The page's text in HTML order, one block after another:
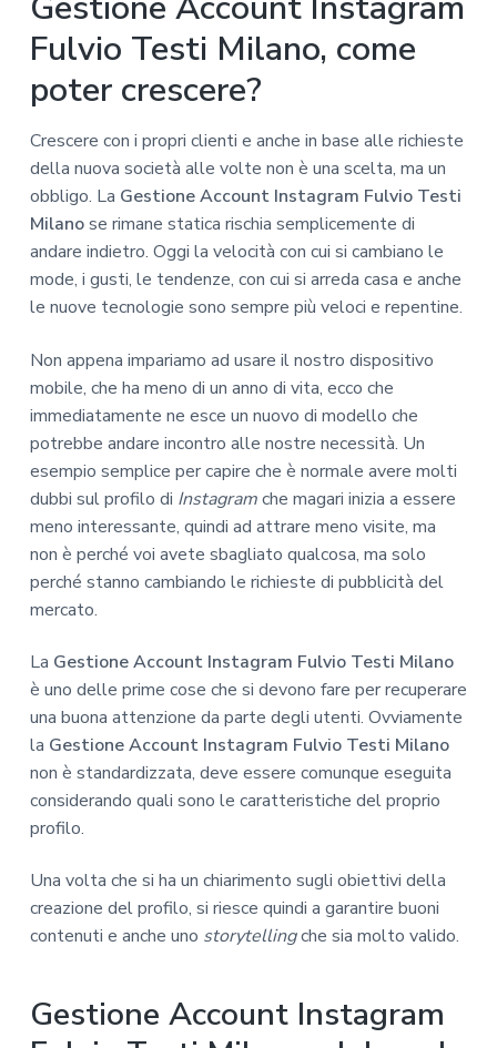
Fulvio Testi Milano, come
poter crescere?
Crescere con i propri clienti e anche in base alle richieste
della nuova società alle volte non è una scelta, ma un
obbligo. La Gestione Account Instagram Fulvio Testi
Milanose rimane statica rischia semplicemente di
andare indietro. Oggi la velocità con cui si cambiano le
mode, i gusti, le tendenze, con cui si arreda casa e anche
le nuove tecnologie sono sempre più veloci e repentine.
Non appena impariamo ad usare il nostro dispositivo
mobile, che ha meno di un anno di vita, ecco che
immediatamente ne esce un nuovo di modello che
potrebbe andare incontro alle nostre necessità. Un
esempio semplice per capire che è normale avere molti
dubbi sul profilo di Instagramche magari inizia a essere
meno interessante, quindi ad attrare meno visite, ma
non è perché voi avete sbagliato qualcosa, ma solo
perché stanno cambiando le richieste di pubblicità del
mercato.
La Gestione Account Instagram Fulvio Testi Milano
è uno delle prime cose che si devono fare per recuperare
una buona attenzione da parte degli utenti. Ovviamente
la Gestione Account Instagram Fulvio Testi Milano
non è standardizzata, deve essere comunque eseguita
considerando quali sono le caratteristiche del proprio
profilo.
Una volta che si ha un chiarimento sugli obiettivi della
creazione del profilo, si riesce quindi a garantire buoni
contenuti e anche uno storytellingche sia molto valido.
Gestione Account Instagram